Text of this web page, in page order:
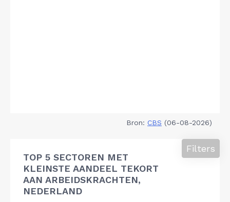
Bron: CBS (06-08-2026)
TOP 5 SECTOREN MET
KLEINSTE AANDEEL TEKORT
AAN ARBEIDSKRACHTEN,
NEDERLAND
Filters